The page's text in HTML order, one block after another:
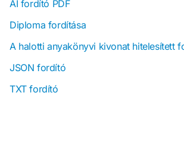
AI fordító PDF
Diploma fordítása
A halotti anyakönyvi kivonat hitelesített
JSON fordító
TXT fordító